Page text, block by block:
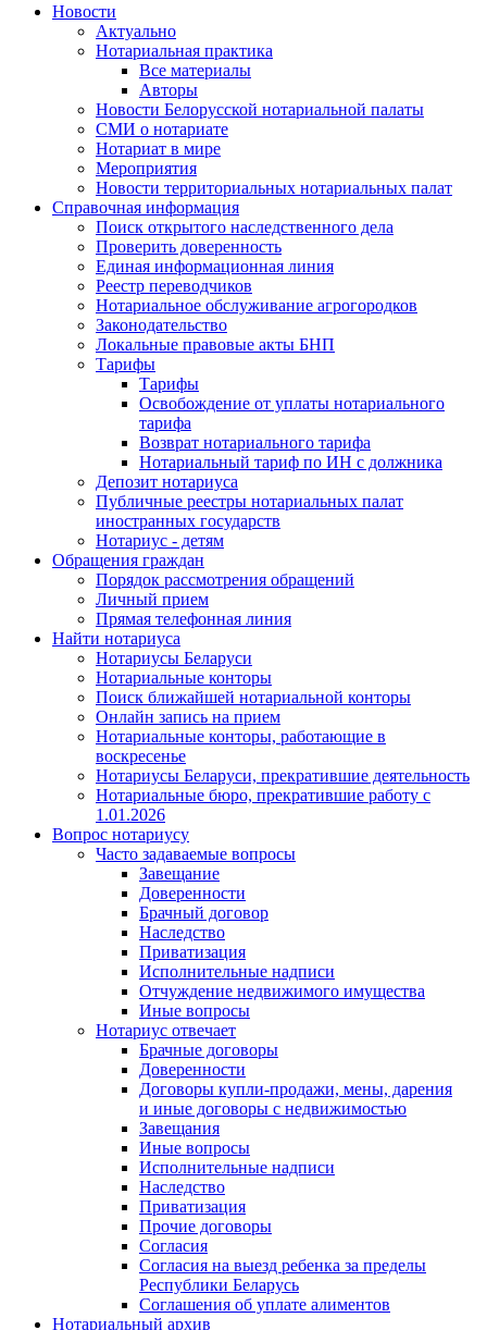
Новости
Актуально
Нотариальная практика
Все материалы
Авторы
Новости Белорусской нотариальной палаты
СМИ о нотариате
Нотариат в мире
Мероприятия
Новости территориальных нотариальных палат
Справочная информация
Поиск открытого наследственного дела
Проверить доверенность
Единая информационная линия
Реестр переводчиков
Нотариальное обслуживание агрогородков
Законодательство
Локальные правовые акты БНП
Тарифы
Тарифы
Освобождение от уплаты нотариального
тарифа
Возврат нотариального тарифа
Нотариальный тариф по ИН с должника
Депозит нотариуса
Публичные реестры нотариальных палат
иностранных государств
Нотариус - детям
Обращения граждан
Порядок рассмотрения обращений
Личный прием
Прямая телефонная линия
Найти нотариуса
Нотариусы Беларуси
Нотариальные конторы
Поиск ближайшей нотариальной конторы
Онлайн запись на прием
Нотариальные конторы, работающие в
воскресенье
Нотариусы Беларуси, прекратившие деятельность
Нотариальные бюро, прекратившие работу с
1.01.2026
Вопрос нотариусу
Часто задаваемые вопросы
Завещание
Доверенности
Брачный договор
Наследство
Приватизация
Исполнительные надписи
Отчуждение недвижимого имущества
Иные вопросы
Нотариус отвечает
Брачные договоры
Доверенности
Договоры купли-продажи, мены, дарения
и иные договоры с недвижимостью
Завещания
Иные вопросы
Исполнительные надписи
Наследство
Приватизация
Прочие договоры
Согласия
Согласия на выезд ребенка за пределы
Республики Беларусь
Соглашения об уплате алиментов
Нотариальный архив